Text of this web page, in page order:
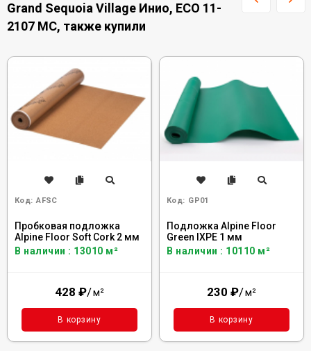
Grand Sequoia Village Инио, ECO 11-
2107 MC, также купили
Код: AFSC
Пробковая подложка
Alpine Floor Soft Cork 2 мм
В наличии : 13010 м²
428 ₽/м²
В корзину
Код: GP01
Подложка Alpine Floor
Green IXPE 1 мм
В наличии : 10110 м²
230 ₽/м²
В корзину